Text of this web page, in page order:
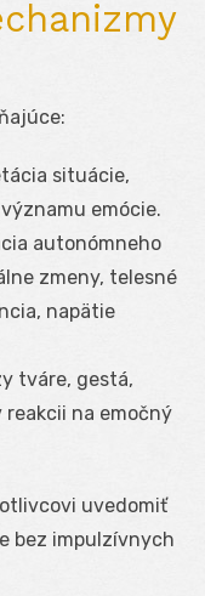
situácie,
emócie.
autonómneho
zmeny, telesné
napätie
tváre, gestá,
reakcii na emočný
uvedomiť
bez impulzívnych